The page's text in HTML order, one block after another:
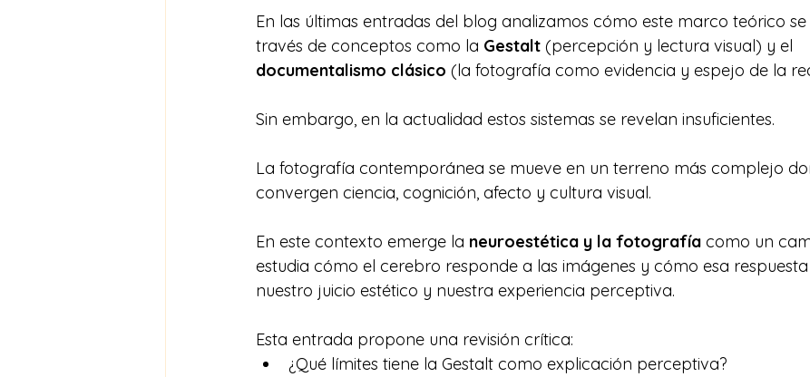
En las últimas entradas del blog analizamos cómo este marco teórico
través de conceptos como la Gestalt (percepción y lectura visual) y el
documentalismo clásico (la fotografía como evidencia y espejo de la
Sin embargo, en la actualidad estos sistemas se revelan insuficientes.
La fotografía contemporánea se mueve en un terreno más complejo
convergen ciencia, cognición, afecto y cultura visual.
En este contexto emerge la neuroestética y la fotografía como un
estudia cómo el cerebro responde a las imágenes y cómo esa
nuestro juicio estético y nuestra experiencia perceptiva.
Esta entrada propone una revisión crítica:
¿Qué límites tiene la Gestalt como explicación perceptiva?